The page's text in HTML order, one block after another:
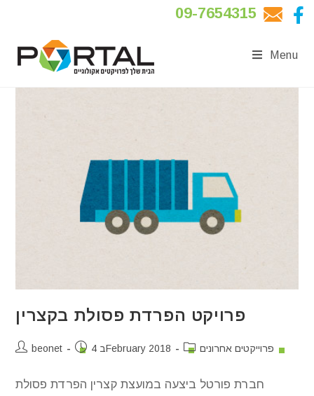
09-7654315
Menu
פרויקט הפרדת פסולת בקצרין
beonet 4 בFebruary 2018 פרוייקטים אחרונים
חברת פורטל ביצעה במועצת קצרין הפרדת פסולת